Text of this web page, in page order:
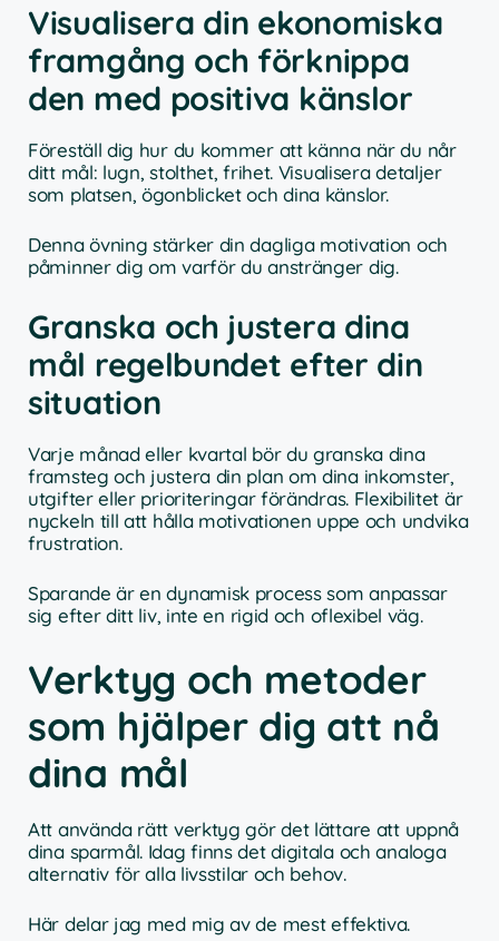
Visualisera din ekonomiska
framgång och förknippa
den med positiva känslor
Föreställ dig hur du kommer att känna när du når
ditt mål: lugn, stolthet, frihet. Visualisera detaljer
som platsen, ögonblicket och dina känslor.
Denna övning stärker din dagliga motivation och
påminner dig om varför du anstränger dig.
Granska och justera dina
mål regelbundet efter din
situation
Varje månad eller kvartal bör du granska dina
framsteg och justera din plan om dina inkomster,
utgifter eller prioriteringar förändras. Flexibilitet är
nyckeln till att hålla motivationen uppe och undvika
frustration.
Sparande är en dynamisk process som anpassar
sig efter ditt liv, inte en rigid och oflexibel väg.
Verktyg och metoder
som hjälper dig att nå
dina mål
Att använda rätt verktyg gör det lättare att uppnå
dina sparmål. Idag finns det digitala och analoga
alternativ för alla livsstilar och behov.
Här delar jag med mig av de mest effektiva.